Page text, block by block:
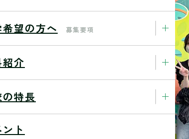
望の方へ 募集要項
介
特長
ト